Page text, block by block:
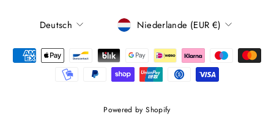
SPRACHE
Deutsch WÄHRUNG
Niederlande (EUR €)
Powered by Shopify